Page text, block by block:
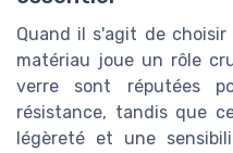
Quand il s'agit de
matériau joue un rôle
verre sont réputées
résistance, tandis que
légèreté et une